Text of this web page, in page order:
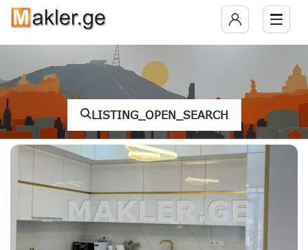
LISTING_OPEN_SEARCH